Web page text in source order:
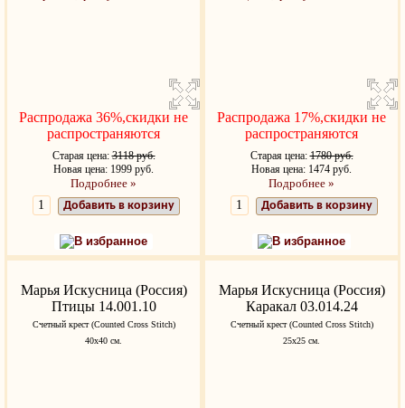
Распродажа 36%,скидки не
распространяются
Старая цена:3118 руб.
Новая цена: 1999 руб.
Подробнее »
Добавить в корзину
В избранное
Распродажа 17%,скидки не
распространяются
Старая цена:1780 руб.
Новая цена: 1474 руб.
Подробнее »
Добавить в корзину
В избранное
Марья Искусница (Россия)
Птицы 14.001.10
Счетный крест (Counted Cross Stitch)
40x40 см.
Марья Искусница (Россия)
Каракал 03.014.24
Счетный крест (Counted Cross Stitch)
25x25 см.